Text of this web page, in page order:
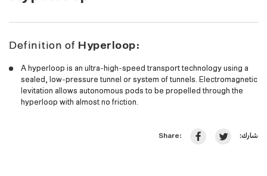
Definition of Hyperloop:
A hyperloop is an ultra-high-speed transport technology using a
sealed, low-pressure tunnel or system of tunnels. Electromagnetic
levitation allows autonomous pods to be propelled through the
hyperloop with almost no friction.
Share: شارك: